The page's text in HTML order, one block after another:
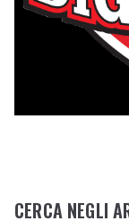
CERCA NEGLI